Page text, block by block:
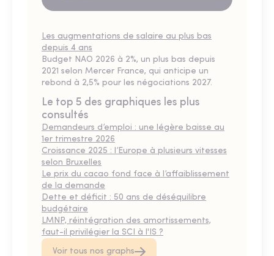
Les augmentations de salaire au plus bas
depuis 4 ans
Budget NAO 2026 à 2%, un plus bas depuis
2021 selon Mercer France, qui anticipe un
rebond à 2,5% pour les négociations 2027.
Le top 5 des graphiques les plus
consultés
Demandeurs d’emploi : une légère baisse au
1er trimestre 2026
Croissance 2025 : l’Europe à plusieurs vitesses
selon Bruxelles
Le prix du cacao fond face à l’affaiblissement
de la demande
Dette et déficit : 50 ans de déséquilibre
budgétaire
LMNP, réintégration des amortissements,
faut-il privilégier la SCI à l'IS ?
Voir tous nos graphs